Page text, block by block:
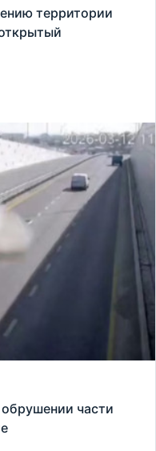
территории
части